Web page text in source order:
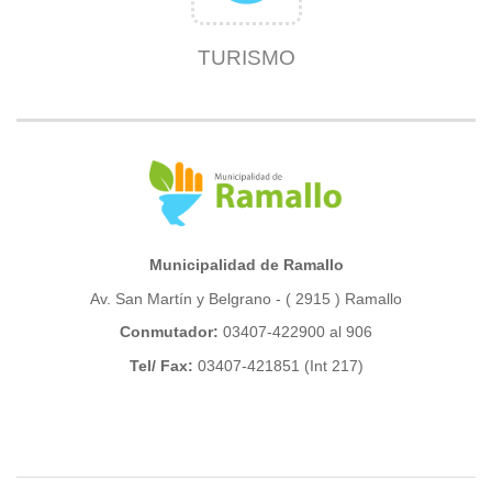
TURISMO
Municipalidad de Ramallo
Av. San Martín y Belgrano - ( 2915 ) Ramallo
Conmutador: 03407-422900 al 906
Tel/ Fax: 03407-421851 (Int 217)